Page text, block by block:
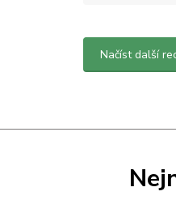
Načíst další